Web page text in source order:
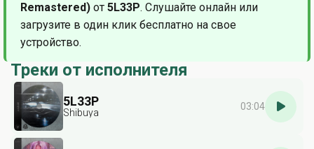
Remastered) от 5L33P. Слушайте онлайн или
загрузите в один клик бесплатно на свое
устройство.
Треки от исполнителя
5L33P
Shibuya
03:04